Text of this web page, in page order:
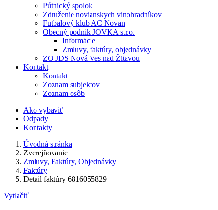
Pútnický spolok
Združenie novianskych vinohradníkov
Futbalový klub AC Novan
Obecný podnik JOVKA s.r.o.
Informácie
Zmluvy, faktúry, objednávky
ZO JDS Nová Ves nad Žitavou
Kontakt
Kontakt
Zoznam subjektov
Zoznam osôb
Ako vybaviť
Odpady
Kontakty
Úvodná stránka
Zverejňovanie
Zmluvy, Faktúry, Objednávky
Faktúry
Detail faktúry 6816055829
Vytlačiť